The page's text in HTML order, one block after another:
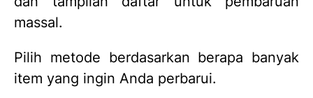
massal.
Pilih metode berdasarkan berapa banyak
item yang ingin Anda perbarui.